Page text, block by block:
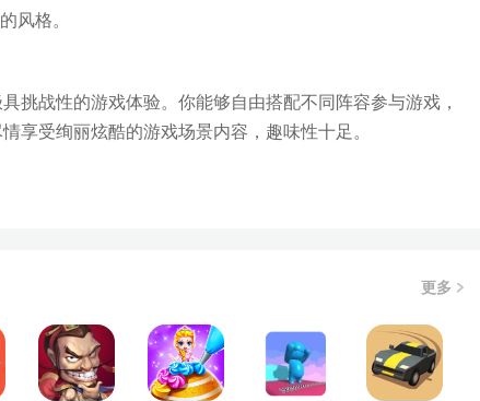
风格。
挑战性的游戏体验。你能够自由搭配不同阵容参与游戏，
享受绚丽炫酷的游戏场景内容，趣味性十足。
更多